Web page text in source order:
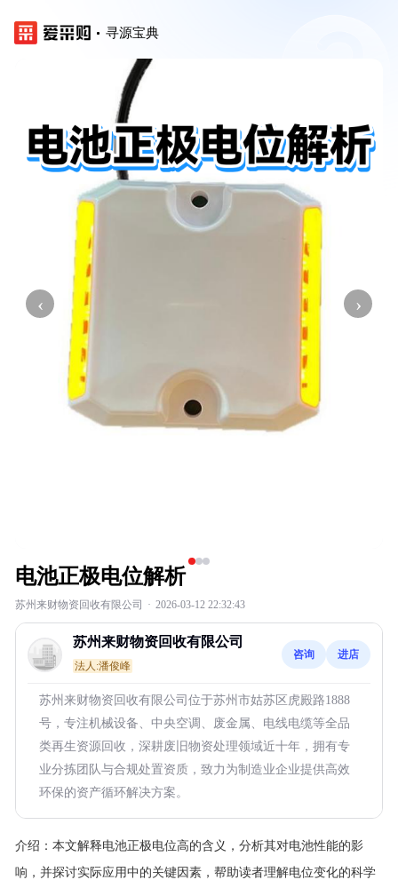
寻源宝典
‹ ›
电池正极电位解析
苏州来财物资回收有限公司 · 2026-03-12 22:32:43
苏州来财物资回收有限公司
法人:潘俊峰
咨询 进店
苏州来财物资回收有限公司位于苏州市姑苏区虎殿路1888
号，专注机械设备、中央空调、废金属、电线电缆等全品
类再生资源回收，深耕废旧物资处理领域近十年，拥有专
业分拣团队与合规处置资质，致力为制造业企业提供高效
环保的资产循环解决方案。
介绍： 本文解释电池正极电位高的含义，分析其对电池性能的影
响，并探讨实际应用中的关键因素，帮助读者理解电位变化的科学